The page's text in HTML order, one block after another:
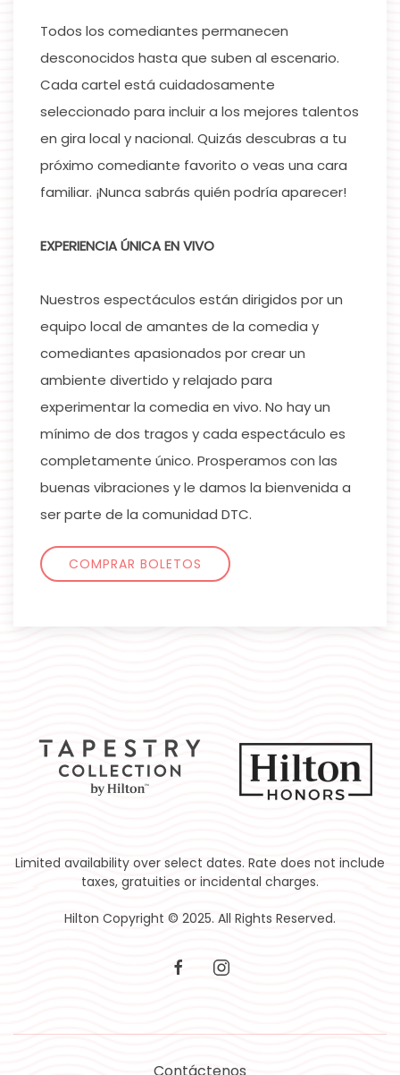
Todos los comediantes permanecen
desconocidos hasta que suben al escenario.
Cada cartel está cuidadosamente
seleccionado para incluir a los mejores talentos
en gira local y nacional. Quizás descubras a tu
próximo comediante favorito o veas una cara
familiar. ¡Nunca sabrás quién podría aparecer!
EXPERIENCIA ÚNICA EN VIVO
Nuestros espectáculos están dirigidos por un
equipo local de amantes de la comedia y
comediantes apasionados por crear un
ambiente divertido y relajado para
experimentar la comedia en vivo. No hay un
mínimo de dos tragos y cada espectáculo es
completamente único. Prosperamos con las
buenas vibraciones y le damos la bienvenida a
ser parte de la comunidad DTC.
COMPRAR BOLETOS
Limited availability over select dates. Rate does not include
taxes, gratuities or incidental charges.
Hilton Copyright © 2025. All Rights Reserved.
facebookinstagram